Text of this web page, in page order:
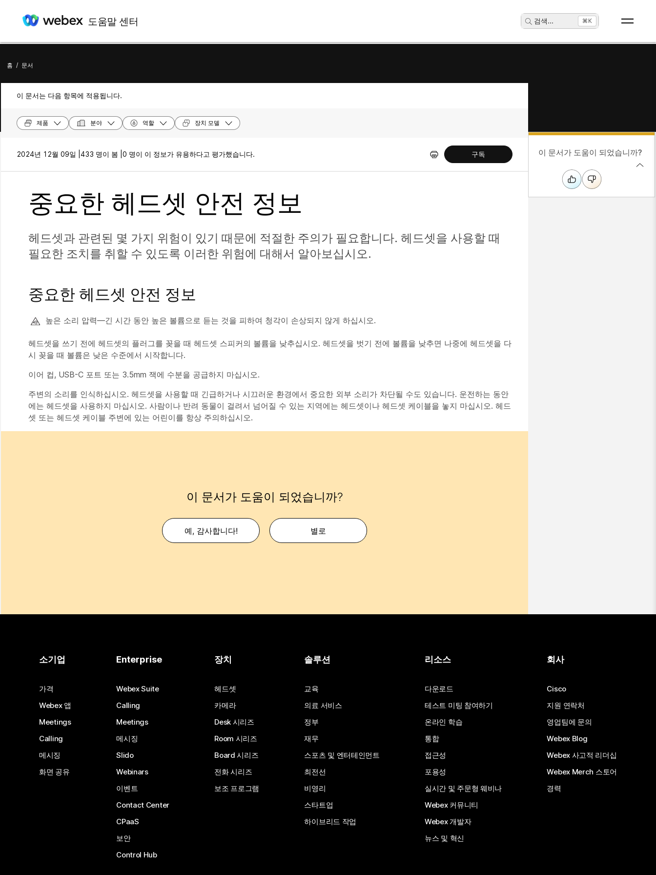
도움말 센터 검색... ⌘K
홈 / 문서
이 문서는 다음 항목에 적용됩니다.
제품 분야 역할 장치 모델
2024년 12월 09일 | 433 명이 봄 | 0 명이 이 정보가 유용하다고 평가했습니다. 구독
중요한 헤드셋 안전 정보
헤드셋과 관련된 몇 가지 위험이 있기 때문에 적절한 주의가 필요합니다. 헤드셋을 사용할 때
필요한 조치를 취할 수 있도록 이러한 위험에 대해서 알아보십시오.
중요한 헤드셋 안전 정보
높은 소리 압력—긴 시간 동안 높은 볼륨으로 듣는 것을 피하여 청각이 손상되지 않게 하십시오.
헤드셋을 쓰기 전에 헤드셋의 플러그를 꽂을 때 헤드셋 스피커의 볼륨을 낮추십시오. 헤드셋을 벗기 전에 볼륨을 낮추면 나중에 헤드셋을 다
시 꽂을 때 볼륨은 낮은 수준에서 시작합니다.
이어 컵, USB-C 포트 또는 3.5mm 잭에 수분을 공급하지 마십시오.
주변의 소리를 인식하십시오. 헤드셋을 사용할 때 긴급하거나 시끄러운 환경에서 중요한 외부 소리가 차단될 수도 있습니다. 운전하는 동안
에는 헤드셋을 사용하지 마십시오. 사람이나 반려 동물이 걸려서 넘어질 수 있는 지역에는 헤드셋이나 헤드셋 케이블을 놓지 마십시오. 헤드
셋 또는 헤드셋 케이블 주변에 있는 어린이를 항상 주의하십시오.
이 문서가 도움이 되었습니까?
예, 감사합니다! 별로
이 문서가 도움이 되었습니까?
소기업
가격
Webex 앱
Meetings
Calling
메시징
화면 공유
Enterprise
Webex Suite
Calling
Meetings
메시징
Slido
Webinars
이벤트
Contact Center
CPaaS
보안
Control Hub
장치
헤드셋
카메라
Desk 시리즈
Room 시리즈
Board 시리즈
전화 시리즈
보조 프로그램
솔루션
교육
의료 서비스
정부
재무
스포츠 및 엔터테인먼트
최전선
비영리
스타트업
하이브리드 작업
리소스
다운로드
테스트 미팅 참여하기
온라인 학습
통합
접근성
포용성
실시간 및 주문형 웨비나
Webex 커뮤니티
Webex 개발자
뉴스 및 혁신
회사
Cisco
지원 연락처
영업팀에 문의
Webex Blog
Webex 사고적 리더십
Webex Merch 스토어
경력